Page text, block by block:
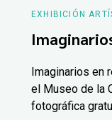
EXHIBICIÓN
Imaginarios en
el Museo de la
fotográfica